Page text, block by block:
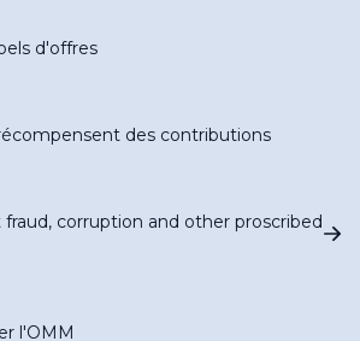
d'offres
des contributions
fraud, corruption and other proscribed
l'OMM